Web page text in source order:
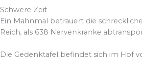
Schwere Zeit
Ein Mahnmal betrauert die
Reich, als 638 Nervenkranke
Die Gedenktafel befindet sich im Hof